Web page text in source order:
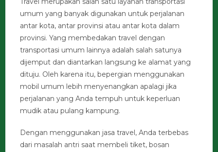
umum yang banyak digunakan untuk perjalanan
antar kota, antar provinsi atau antar kota dalam
provinsi. Yang membedakan travel dengan
transportasi umum lainnya adalah salah satunya
dijemput dan diantarkan langsung ke alamat yang
dituju. Oleh karena itu, bepergian menggunakan
mobil umum lebih menyenangkan apalagi jika
perjalanan yang Anda tempuh untuk keperluan
mudik atau pulang kampung.
Dengan menggunakan jasa travel, Anda terbebas
dari masalah antri saat membeli tiket, bosan